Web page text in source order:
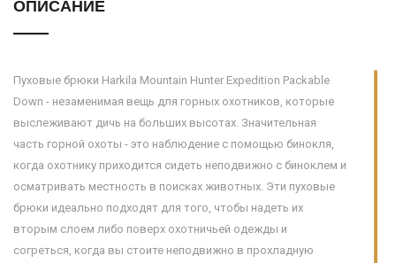
ОПИСАНИЕ
Пуховые брюки Harkila Mountain Hunter Expedition Packable
Down - незаменимая вещь для горных охотников, которые
выслеживают дичь на больших высотах. Значительная
часть горной охоты - это наблюдение с помощью бинокля,
когда охотнику приходится сидеть неподвижно с биноклем и
осматривать местность в поисках животных. Эти пуховые
брюки идеально подходят для того, чтобы надеть их
вторым слоем либо поверх охотничьей одежды и
согреться, когда вы стоите неподвижно в прохладную